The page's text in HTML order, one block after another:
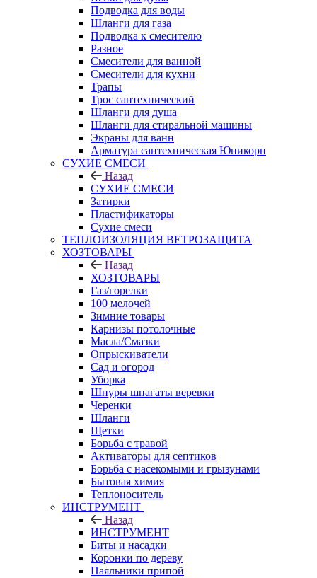
Подводка для воды
Шланги для газа
Подводка к смесителю
Разное
Смесители для ванной
Смесители для кухни
Трапы
Трос сантехнический
Шланги для душа
Шланги для стиральной машины
Экраны для ванн
Арматура сантехническая Юникорн
СУХИЕ СМЕСИ
Назад
СУХИЕ СМЕСИ
Затирки
Пластификаторы
Сухие смеси
ТЕПЛОИЗОЛЯЦИЯ ВЕТРОЗАЩИТА
ХОЗТОВАРЫ
Назад
ХОЗТОВАРЫ
Газ/горелки
100 мелочей
Зимние товары
Карнизы потолочные
Масла/Смазки
Опрыскиватели
Сад и огород
Уборка
Шнуры шпагаты веревки
Черенки
Шланги
Щетки
Борьба с травой
Активаторы для септиков
Борьба с насекомыми и грызунами
Бытовая химия
Теплоноситель
ИНСТРУМЕНТ
Назад
ИНСТРУМЕНТ
Биты и насадки
Коронки по дереву
Паяльники припой